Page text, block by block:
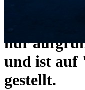
nur
und ist auf
gestellt.